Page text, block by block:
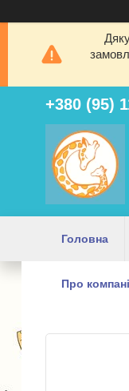
+380 (95)
Головна
Про